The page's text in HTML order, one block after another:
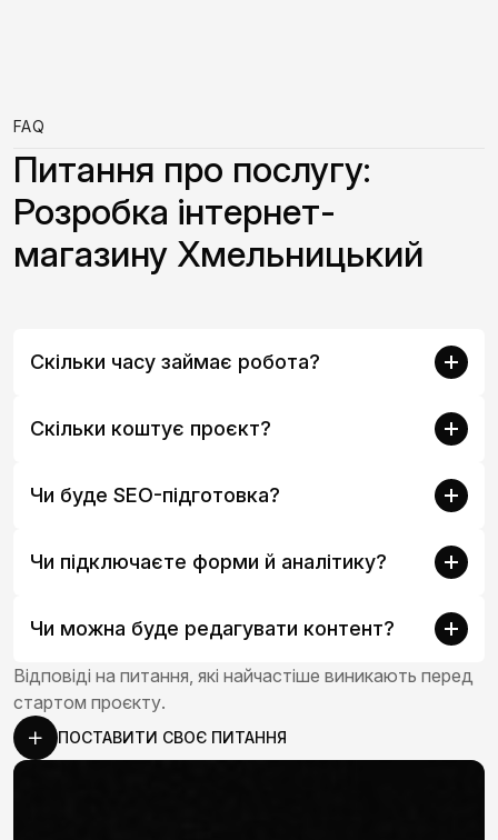
FAQ
Питання про послугу:
Розробка інтернет-
магазину Хмельницький
Відповіді на питання, які найчастіше виникають перед
стартом проєкту.
ПОСТАВИТИ СВОЄ ПИТАННЯ
Скільки часу займає робота?
Скільки коштує проєкт?
Чи буде SEO-підготовка?
Чи підключаєте форми й аналітику?
Чи можна буде редагувати контент?